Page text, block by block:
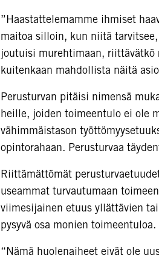
”Haastattelemamme ihmiset
maitoa silloin, kun niitä
joutuisi murehtimaan,
kuitenkaan mahdollista näitä
Perusturvan pitäisi nimensä
heille, joiden toimeentulo ei ole
vähimmäistason
opintorahaan. Perusturvaa
Riittämättömät
useammat turvautumaan
viimesijainen etuus yllättävien
pysyvä osa monien toimeentuloa.
“Nämä huolenaiheet eivät ole